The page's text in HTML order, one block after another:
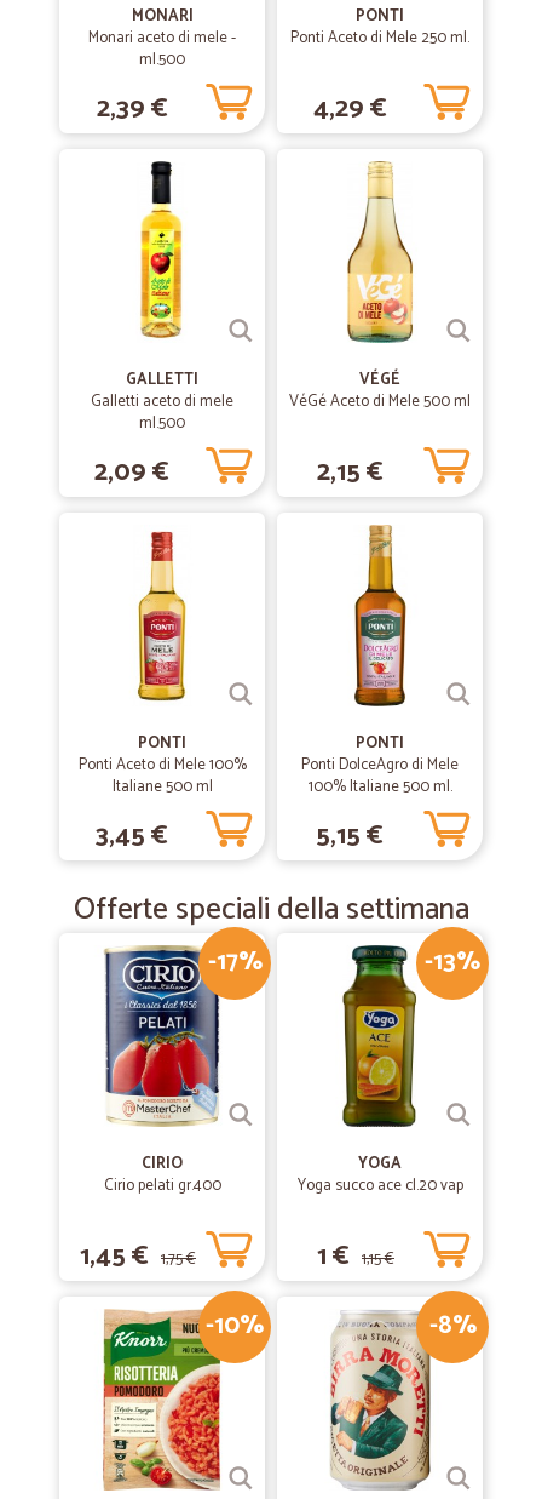
Puntuali e organizzati
Puntuali e organizzati. Molto soddisfatto.
veloci e perfetti
veloci e perfetti , grazie
—
Il servizio è ottimo.
22/02/2020
Cinzia B.
Ho ordinato chanteclair sgrassatore…
Ho ordinato chanteclair sgrassatore pavimenti al muschio bianco,
ottimo servizio arrivati dopo un giorno e mezzo dall ordine. Grazie
MONARI
Monari aceto di mele -
ml.500
2,39 €
PONTI
Ponti Aceto di Mele 250 ml.
4,29 €
GALLETTI
Galletti aceto di mele
ml.500
2,09 €
VÉGÉ
VéGé Aceto di Mele 500 ml
2,15 €
PONTI
Ponti Aceto di Mele 100%
Italiane 500 ml
3,45 €
PONTI
Ponti DolceAgro di Mele
100% Italiane 500 ml.
5,15 €
Offerte speciali della settimana
-17%
CIRIO
Cirio pelati gr.400
1,45 € 1,75 €
-13%
YOGA
Yoga succo ace cl.20 vap
1 € 1,15 €
-10% -8%